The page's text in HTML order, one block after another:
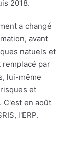
2018.
a changé
avant
natuels et
par
lui-même
et
C'est en août
l'ERP.